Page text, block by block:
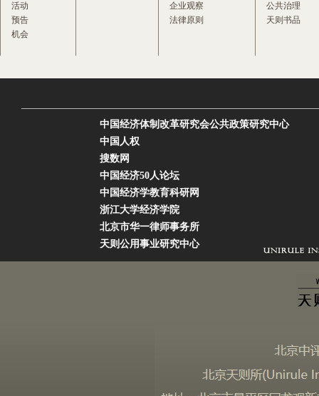
活动
预告
机会
企业观察
法律原则
公共治理
天则书品
中国经济体制改革研究会公共政策研究中心
中国人权
搜数网
中国经济50人论坛
中国经济学教育科研网
浙江大学经济学院
北京市华一律师事务所
天则公用事业研究中心